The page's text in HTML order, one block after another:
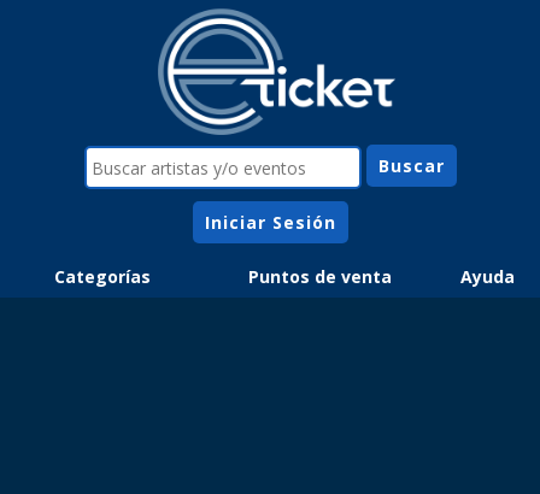
Iniciar Sesión
Categorías Puntos de venta Ayuda